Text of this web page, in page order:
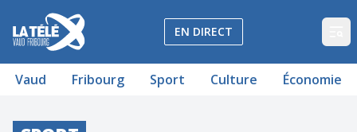
La Télé - Télévision régionale Vaud et Fribourg
EN DIRECT
Vaud Fribourg Sport Culture Économie